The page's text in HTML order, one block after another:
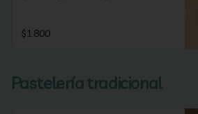
$1.800
Pastelería tradicional